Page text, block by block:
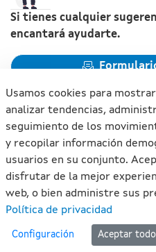
Si tienes cualquier
encantará ayudarte.
Xunta de Galicia. Información
internet por la Xunta de Galicia
Atención a la ciudadanía
Accesibilidad
Usamos cookies para
analizar tendencias,
seguimiento de los
y recopilar información
usuarios en su conjunto.
disfrutar de la mejor
web, o bien administre sus
Política de privacidad
Configuración Aceptar todo